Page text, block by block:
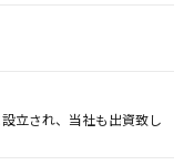
立され、当社も出資致し